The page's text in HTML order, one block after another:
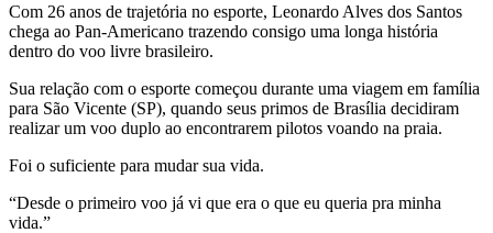
Com 26 anos de trajetória no esporte, Leonardo Alves dos Santos
chega ao Pan-Americano trazendo consigo uma longa história
dentro do voo livre brasileiro.
Sua relação com o esporte começou durante uma viagem em família
para São Vicente (SP), quando seus primos de Brasília decidiram
realizar um voo duplo ao encontrarem pilotos voando na praia.
Foi o suficiente para mudar sua vida.
“Desde o primeiro voo já vi que era o que eu queria pra minha
vida.”